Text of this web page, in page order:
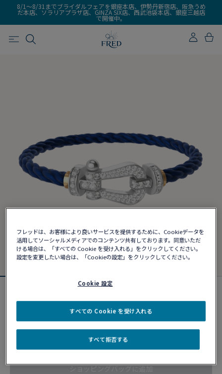
8/1～8/31までブライダルフェアを銀座本店、伊勢丹新宿店、阪急うめ
だ本店、ソラリアプラザ店、GINZA SIX店、西武池袋本店、銀座三越店
で開催中。
フォース10ブレスレット
カスタマイズ
ショッピングバッグに追加
フレッドは、お客様により良いサービスを提供するために、Cookieデータを
活用してソーシャルメディアでのコンテンツ共有しております。同意いただ
ける場合は、「すべての Cookie を受け入れる」をクリックしてください。
設定を変更したい場合は、「Cookieの設定」をクリックしてください。
Cookie 設定
すべて拒否する
すべての Cookie を受け入れる